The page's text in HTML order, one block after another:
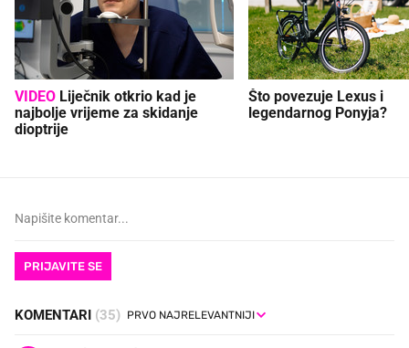
VIDEO
najbolje vrijeme za skidanje
dioptrije
Što povezuje Lexus i
legendarnog Ponyja?
PRIJAVITE SE
KOMENTARI (35)